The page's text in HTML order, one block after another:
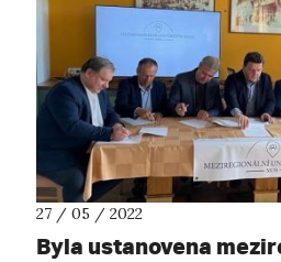
27 / 05 / 2022
Byla ustanovena